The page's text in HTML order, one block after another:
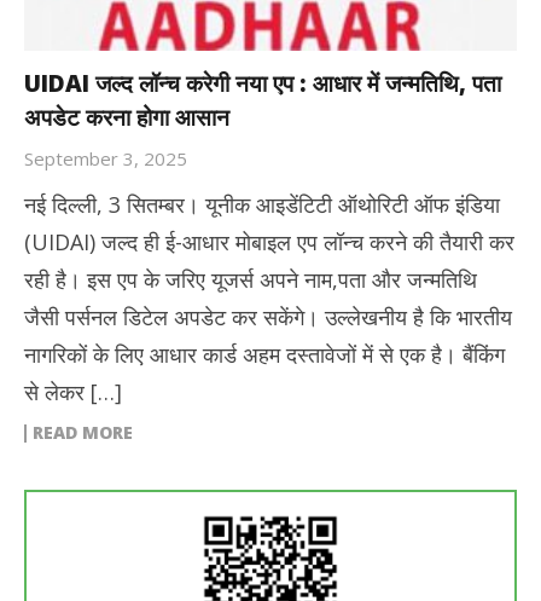
UIDAI जल्द लॉन्च करेगी नया एप : आधार में जन्मतिथि, पता
अपडेट करना होगा आसान
September 3, 2025
नई दिल्ली, 3 सितम्बर। यूनीक आइडेंटिटी ऑथोरिटी ऑफ इंडिया
(UIDAI) जल्द ही ई-आधार मोबाइल एप लॉन्च करने की तैयारी कर
रही है। इस एप के जरिए यूजर्स अपने नाम,पता और जन्मतिथि
जैसी पर्सनल डिटेल अपडेट कर सकेंगे। उल्लेखनीय है कि भारतीय
नागरिकों के लिए आधार कार्ड अहम दस्तावेजों में से एक है। बैंकिंग
से लेकर […]
READ MORE